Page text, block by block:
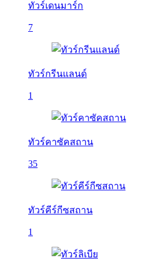
ทัวร์เดนมาร์ก
7
ทัวร์กรีนแลนด์
1
ทัวร์คาซัคสถาน
35
ทัวร์คีร์กีซสถาน
1